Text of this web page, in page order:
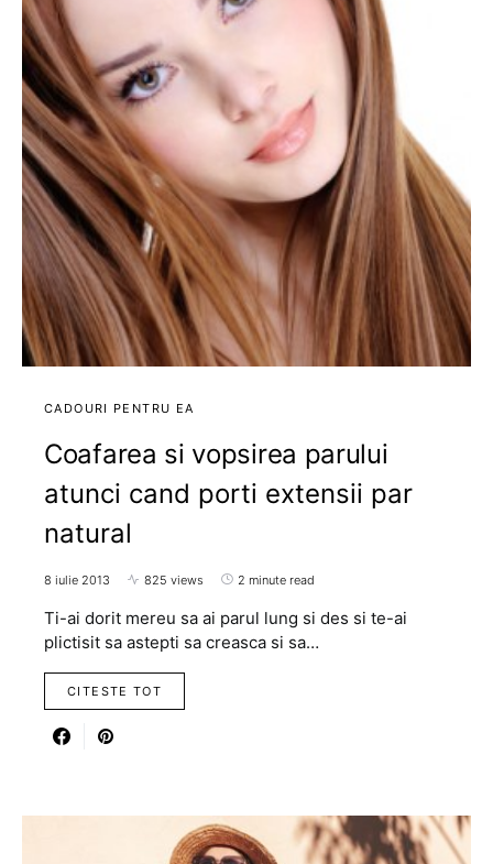
CADOURI PENTRU EA
Coafarea si vopsirea parului
atunci cand porti extensii par
natural
8 iulie 2013 825 views 2 minute read
Ti-ai dorit mereu sa ai parul lung si des si te-ai
plictisit sa astepti sa creasca si sa…
CITESTE TOT